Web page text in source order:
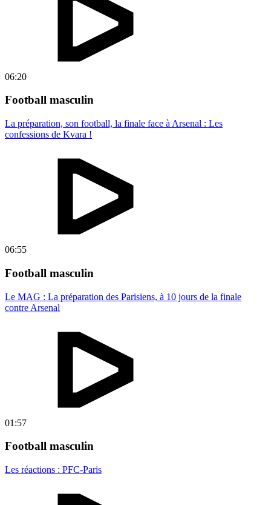
06:20
Football masculin
La préparation, son football, la finale face à Arsenal : Les
confessions de Kvara !
06:55
Football masculin
Le MAG : La préparation des Parisiens, à 10 jours de la finale
contre Arsenal
01:57
Football masculin
Les réactions : PFC-Paris